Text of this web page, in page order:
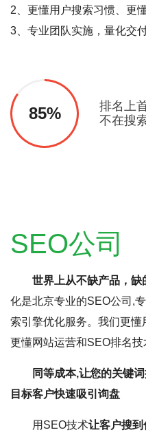
2、更懂用户搜索习惯、更
3、专业团队实施，量化交
85%
排名上
不在搜
SEO公司
世界上从不缺产品，缺
化是北京专业的SEO公司,
索引擎优化服务。我们更懂
更懂网站运营和SEO排名技
同等成本,让您的关键
目标客户快速吸引询盘
用SEO技术让客户搜到